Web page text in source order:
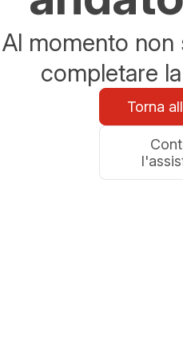
Al momento non
completare
Torna